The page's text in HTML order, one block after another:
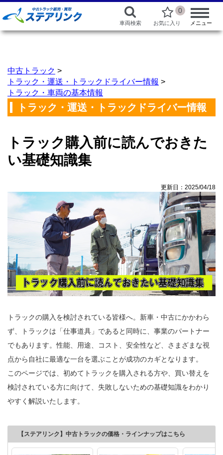
車両検索
0
お気に入り メニュー
中古トラック >
トラック・運送・トラックドライバー情報 >
トラック・車両の基本情報
トラック・運送・トラックドライバー情報
トラック購入前に読んでおきた
い基礎知識集
更新日：2025/04/18
トラックの購入を検討されている皆様へ。新車・中古にかかわら
ず、トラックは「仕事道具」であると同時に、事業のパートナー
でもあります。性能、用途、コスト、安全性など、さまざまな視
点から自社に最適な一台を選ぶことが成功のカギとなります。
このページでは、初めてトラックを購入される方や、買い替えを
検討されている方に向けて、失敗しないための基礎知識をわかり
やすく解説いたします。
【ステアリンク】中古トラックの価格・ラインナップはこちら